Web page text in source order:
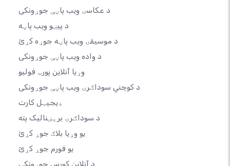
د عکاسۍ ویب پاڼې جوړونکی
د پیښو ویب پاڼه
د موسیقۍ ویب پاڼه جوړه کړئ
د واده ویب پاڼې جوړونکی
وړیا آنلاین پورټ فولیو
د کوچني سوداګرۍ ویب پاڼې جوړونکی
ډیجیټل کارت
د سوداګرۍ برېښنالیک پته
یو وړیا بلاګ جوړ کړئ
یو فورم جوړ کړئ
د آنلاین کورس جوړونکی